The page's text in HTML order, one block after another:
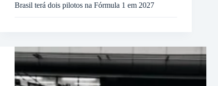
Brasil terá dois pilotos na Fórmula 1 em 2027